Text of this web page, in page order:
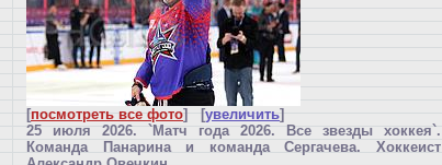
[посмотреть все фото] [увеличить]
25 июля 2026. `Матч года 2026. Все звезды хоккея`.
Команда Панарина и команда Сергачева. Хоккеист